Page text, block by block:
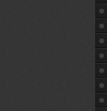
125